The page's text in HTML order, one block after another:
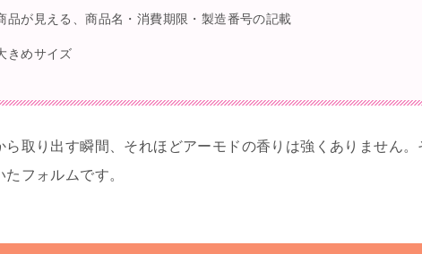
品が見える、商品名・消費期限・製造番号の記載
きめサイズ
ら取り出す瞬間、それほどアーモドの香りは強くありません。
フォルムです。